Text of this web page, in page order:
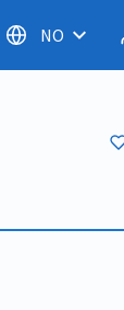
NO